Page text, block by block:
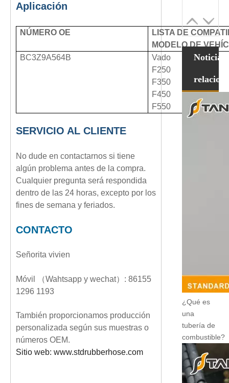
Aplicación
NÚMERO OE
LISTA DE
MODELO DE
BC3Z9A564B
Vado
F250
F350
F450
F550
SERVICIO AL CLIENTE
No dude en contactarnos si tiene
algún problema antes de la compra.
Cualquier pregunta será respondida
dentro de las 24 horas, excepto por los
fines de semana y feriados.
CONTACTO
Señorita vivien
Móvil （Wahtsapp y wechat）: 86155
1296 1193
También proporcionamos producción
personalizada según sus muestras o
números OEM.
Sitio web: www.stdrubberhose.com
Noticias
¿Qué es
una
tubería de
combustible?